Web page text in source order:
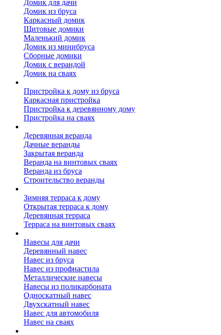
Домик для дачи
Домик из бруса
Каркасный домик
Щитовые домики
Маленький домик
Домик из минибруса
Сборные домики
Домик с верандой
Домик на сваях
Пристройка к дому из бруса
Каркасная пристройка
Пристройка к деревянному дому
Пристройка на сваях
Деревянная веранда
Дачные веранды
Закрытая веранда
Веранда на винтовых сваях
Веранда из бруса
Строительство веранды
Зимняя терраса к дому
Открытая терраса к дому
Деревянная терраса
Терраса на винтовых сваях
Навесы для дачи
Деревянный навес
Навес из бруса
Навес из профнастила
Металлические навесы
Навесы из поликарбоната
Односкатный навес
Двухскатный навес
Навес для автомобиля
Навес на сваях